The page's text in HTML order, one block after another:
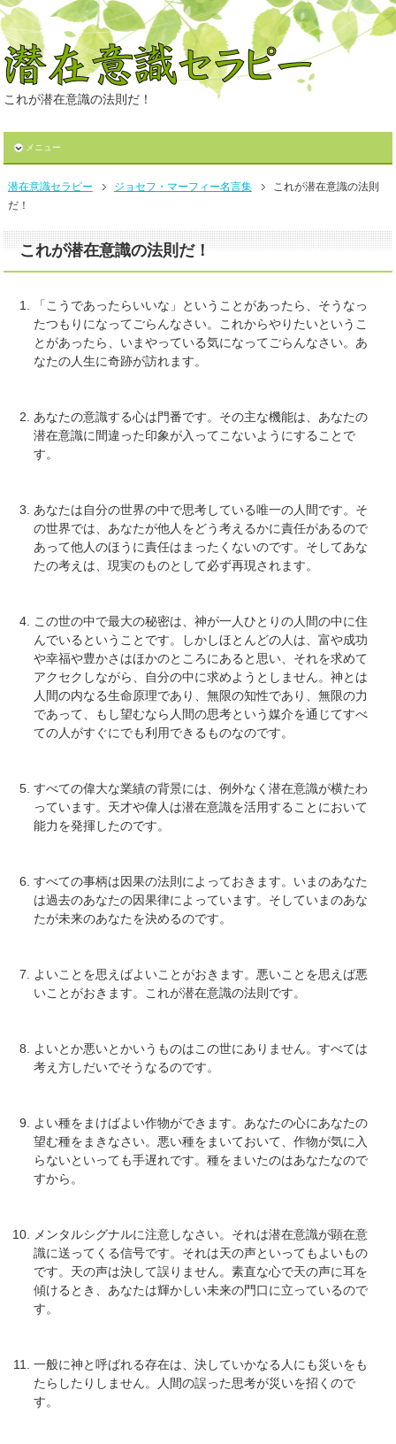
これが潜在意識の法則だ！
メニュー
潜在意識セラピー ジョセフ・マーフィー名言集
これが潜在意識の法則
だ！
これが潜在意識の法則だ！
「こうであったらいいな」ということがあったら、そうなっ
たつもりになってごらんなさい。これからやりたいというこ
とがあったら、いまやっている気になってごらんなさい。あ
なたの人生に奇跡が訪れます。
あなたの意識する心は門番です。その主な機能は、あなたの
潜在意識に間違った印象が入ってこないようにすることで
す。
あなたは自分の世界の中で思考している唯一の人間です。そ
の世界では、あなたが他人をどう考えるかに責任があるので
あって他人のほうに責任はまったくないのです。そしてあな
たの考えは、現実のものとして必ず再現されます。
この世の中で最大の秘密は、神が一人ひとりの人間の中に住
んでいるということです。しかしほとんどの人は、富や成功
や幸福や豊かさはほかのところにあると思い、それを求めて
アクセクしながら、自分の中に求めようとしません。神とは
人間の内なる生命原理であり、無限の知性であり、無限の力
であって、もし望むなら人間の思考という媒介を通じてすべ
ての人がすぐにでも利用できるものなのです。
すべての偉大な業績の背景には、例外なく潜在意識が横たわ
っています。天才や偉人は潜在意識を活用することにおいて
能力を発揮したのです。
すべての事柄は因果の法則によっておきます。いまのあなた
は過去のあなたの因果律によっています。そしていまのあな
たが未来のあなたを決めるのです。
よいことを思えばよいことがおきます。悪いことを思えば悪
いことがおきます。これが潜在意識の法則です。
よいとか悪いとかいうものはこの世にありません。すべては
考え方しだいでそうなるのです。
よい種をまけばよい作物ができます。あなたの心にあなたの
望む種をまきなさい。悪い種をまいておいて、作物が気に入
らないといっても手遅れです。種をまいたのはあなたなので
すから。
メンタルシグナルに注意しなさい。それは潜在意識が顕在意
識に送ってくる信号です。それは天の声といってもよいもの
です。天の声は決して誤りません。素直な心で天の声に耳を
傾けるとき、あなたは輝かしい未来の門口に立っているので
す。
一般に神と呼ばれる存在は、決していかなる人にも災いをも
たらしたりしません。人間の誤った思考が災いを招くので
す。